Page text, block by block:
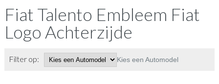
Fiat Talento Embleem Fiat
Logo Achterzijde
Filter op: Kies een Automodel